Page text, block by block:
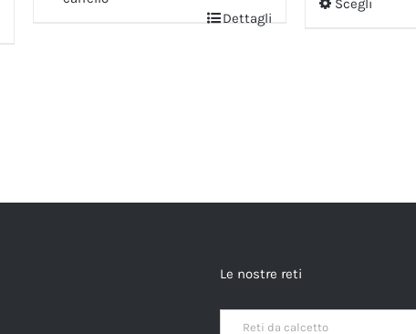
Dettagli
Scegli
Le nostre reti
Reti da calcetto